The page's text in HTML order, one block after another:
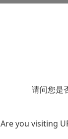
请问您是
Are you visiting